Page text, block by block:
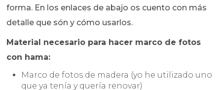
forma. En los enlaces de abajo os cuento con más
detalle que són y cómo usarlos.
Material necesario para hacer marco de fotos
con hama:
Marco de fotos de madera (yo he utilizado uno
que ya tenía y quería renovar)